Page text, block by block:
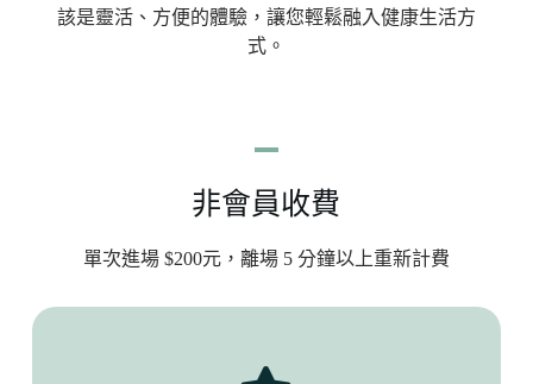
該是靈活、方便的體驗，讓您輕鬆融入健康生活方
式。
非會員收費
單次進場 $200元，離場 5 分鐘以上重新計費